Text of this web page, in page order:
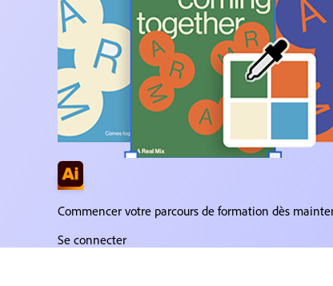
Commencer votre parcours de formation dès
Se connecter